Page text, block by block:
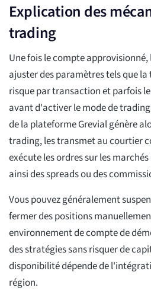
Explication des
trading
Une fois le compte
ajuster des paramètres tels que
risque par transaction et parfois
avant d'activer le mode de
de la plateforme Grevial génère
trading, les transmet au courtier
exécute les ordres sur les
ainsi des spreads ou des
Vous pouvez généralement
fermer des positions
environnement de compte de
des stratégies sans risquer de
disponibilité dépende de
région.